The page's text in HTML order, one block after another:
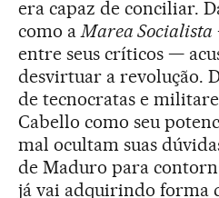
era capaz de conciliar.
como aMarea Socialista
entre seus críticos —
desvirtuar a revolução.
de tecnocratas e
Cabello como seu
mal ocultam suas
de Maduro para
já vai adquirindo forma